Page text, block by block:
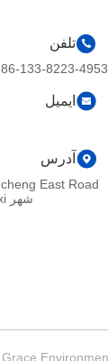
تلفن
86-133-8223-4953
ایمیل
آدرس
شهر Wuxi ، استان جیانگ سو ، چین